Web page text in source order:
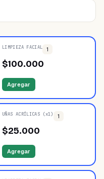
LIMPIEZA FACIAL 1
$100.000
Agregar
UÑAS ACRÍLICAS (x1) 1
$25.000
Agregar